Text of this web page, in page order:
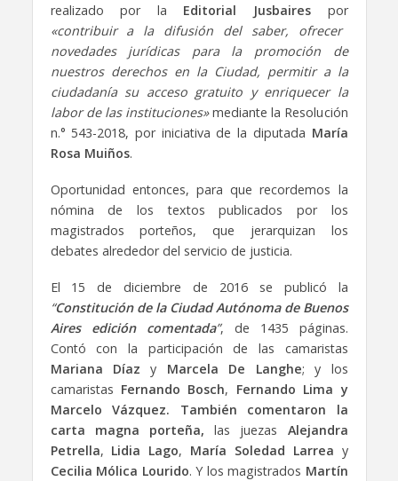
realizado por la Editorial Jusbairespor
«contribuir a la difusión del saber, ofrecer
novedades jurídicas para la promoción de
nuestros derechos en la Ciudad, permitir a la
ciudadanía su acceso gratuito y enriquecer la
labor de las instituciones»mediante la Resolución
n.° 543-2018, por iniciativa de la diputada María
Rosa Muiños.
Oportunidad entonces, para que recordemos la
nómina de los textos publicados por los
magistrados porteños, que jerarquizan los
debates alrededor del servicio de justicia.
El 15 de diciembre de 2016 se publicó la
“Constitución de la Ciudad Autónoma de Buenos
Airesedición comentada”, de 1435 páginas.
Contó con la participación de las camaristas
Mariana Díaz y Marcela De Langhe; y los
camaristas Fernando Bosch, Fernando Lima y
Marcelo Vázquez. También comentaron la
carta magna porteña,las juezas Alejandra
Petrella, Lidia Lago, María Soledad Larrea y
Cecilia Mólica Lourido. Y los magistrados Martín